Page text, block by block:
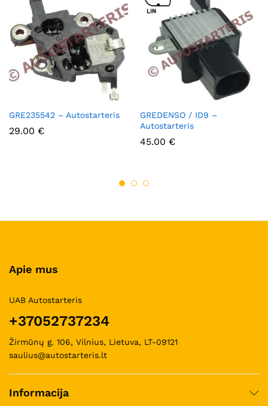
GRE235542 – Autostarteris
29.00 €
GREDENSO / ID9 –
Autostarteris
45.00 €
Apie mus
UAB Autostarteris
+37052737234
Žirmūnų g. 106, Vilnius, Lietuva, LT-09121
saulius@autostarteris.lt
Informacija